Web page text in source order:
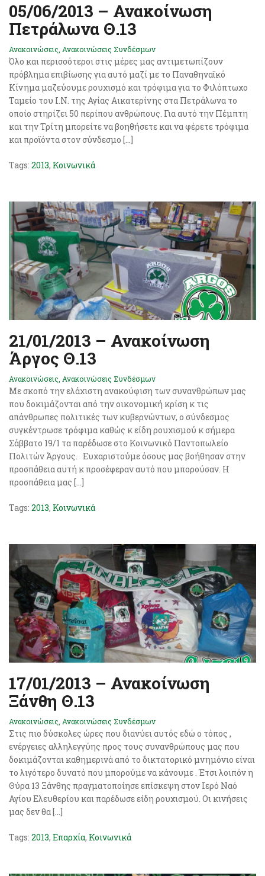
05/06/2013 – Ανακοίνωση
Πετράλωνα Θ.13
Ανακοινώσεις Ανακοινώσεις Συνδέσμων
Όλο και περισσότεροι στις μέρες μας αντιμετωπίζουν
πρόβλημα επιβίωσης για αυτό μαζί με το Παναθηναϊκό
Κίνημα μαζεύουμε ρουχισμό και τρόφιμα για το Φιλόπτωχο
Ταμείο του Ι.Ν. της Αγίας Αικατερίνης στα Πετράλωνα το
οποίο στηρίζει 50 περίπου ανθρώπους. Για αυτό την Πέμπτη
και την Τρίτη μπορείτε να βοηθήσετε και να φέρετε τρόφιμα
και προϊόντα στον σύνδεσμο […]
Tags: 2013, Κοινωνικά
21/01/2013 – Ανακοίνωση
Άργος Θ.13
Ανακοινώσεις Ανακοινώσεις Συνδέσμων
Με σκοπό την ελάχιστη ανακούφιση των συνανθρώπων μας
που δοκιμάζονται από την οικονομική κρίση κ τις
απάνθρωπες πολιτικές των κυβερνώντων, ο σύνδεσμος
συγκέντρωσε τρόφιμα καθώς κ είδη ρουχισμού κ σήμερα
Σάββατο 19/1 τα παρέδωσε στο Κοινωνικό Παντοπωλείο
Πολιτών Άργους. Ευχαριστούμε όσους μας βοήθησαν στην
προσπάθεια αυτή κ προσέφεραν αυτό που μπορούσαν. Η
προσπάθεια μας […]
Tags: 2013, Κοινωνικά
17/01/2013 – Ανακοίνωση
Ξάνθη Θ.13
Ανακοινώσεις, Ανακοινώσεις Συνδέσμων
Στις πιο δύσκολες ώρες που διανύει αυτός εδώ ο τόπος ,
ενέργειες αλληλεγγύης προς τους συνανθρώπους μας που
δοκιμάζονται καθημερινά από το δικτατορικό μνημόνιο είναι
το λιγότερο δυνατό που μπορούμε να κάνουμε . Έτσι λοιπόν η
Θύρα 13 Ξάνθης πραγματοποίησε επίσκεψη στον Ιερό Ναό
Αγίου Ελευθερίου και παρέδωσε είδη ρουχισμού. Οι κινήσεις
μας δεν θα […]
Tags: 2013, Επαρχία, Κοινωνικά